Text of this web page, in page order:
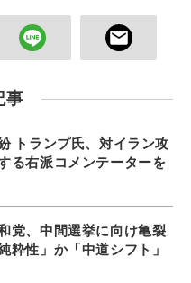
事
トランプ氏、対イラン攻
る右派コメンテーターを
党、中間選挙に向け亀裂
粋性」か「中道シフト」